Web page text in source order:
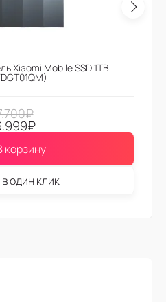
Xiaomi Mobile SSD 1TB
₽
₽
корзину
один клик